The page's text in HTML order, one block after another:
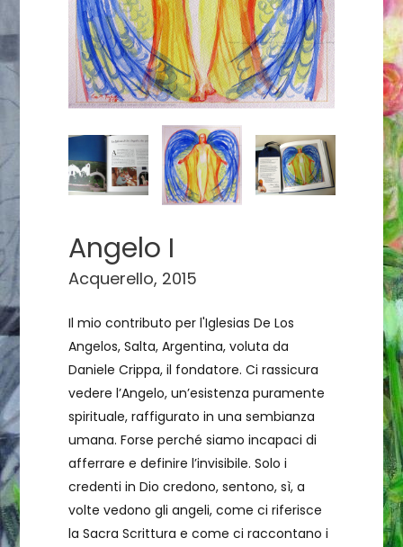
Angelo I
Acquerello, 2015
Il mio contributo per l'Iglesias De Los
Angelos, Salta, Argentina, voluta da
Daniele Crippa, il fondatore. Ci rassicura
vedere l’Angelo, un’esistenza puramente
spirituale, raffigurato in una sembianza
umana. Forse perché siamo incapaci di
afferrare e definire l’invisibile. Solo i
credenti in Dio credono, sentono, sì, a
volte vedono gli angeli, come ci riferisce
la Sacra Scrittura e come ci raccontano i